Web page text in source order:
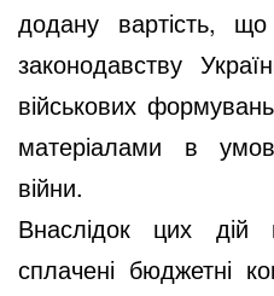
додану вартість,
законодавству
військових
матеріалами в
війни.
Внаслідок цих дій
сплачені бюджетні